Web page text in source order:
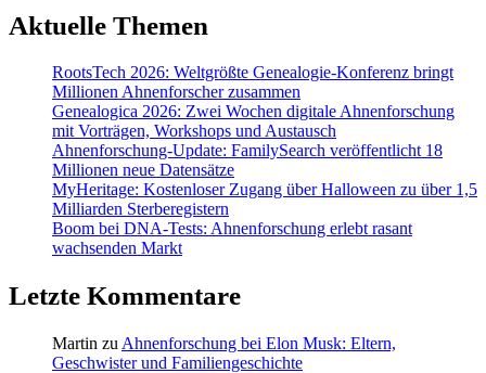
Aktuelle Themen
RootsTech 2026: Weltgrößte Genealogie-Konferenz bringt
Millionen Ahnenforscher zusammen
Genealogica 2026: Zwei Wochen digitale Ahnenforschung
mit Vorträgen, Workshops und Austausch
Ahnenforschung-Update: FamilySearch veröffentlicht 18
Millionen neue Datensätze
MyHeritage: Kostenloser Zugang über Halloween zu über 1,5
Milliarden Sterberegistern
Boom bei DNA-Tests: Ahnenforschung erlebt rasant
wachsenden Markt
Letzte Kommentare
Martin zu Ahnenforschung bei Elon Musk: Eltern,
Geschwister und Familiengeschichte